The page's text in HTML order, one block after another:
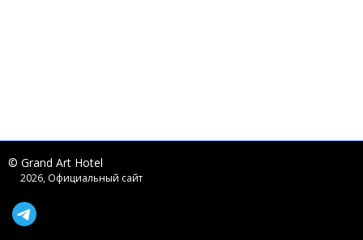
© Grand Art Hotel
2026, Официальный сайт